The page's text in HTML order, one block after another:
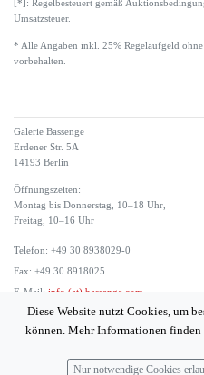
[*]: Regelbesteuert gemäß
Umsatzsteuer.
* Alle Angaben inkl. 25% Regelaufgeld
vorbehalten.
Galerie Bassenge
Erdener Str. 5A
14193 Berlin
Öffnungszeiten:
Montag bis Donnerstag, 10–18 Uhr,
Freitag, 10–16 Uhr
Telefon: +49 30 8938029-0
Fax: +49 30 8918025
E-Mail: info (at) bassenge.com
Diese Website nutzt Cookies, um
können. Mehr Informationen finden
Nur notwendige Cookies